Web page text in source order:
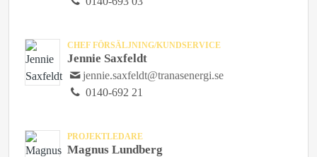
CHEF FÖRSÄLJNING/KUNDSERVICE
Jennie Saxfeldt
jennie.saxfeldt@tranasenergi.se
0140-692 21
PROJEKTLEDARE
Magnus Lundberg